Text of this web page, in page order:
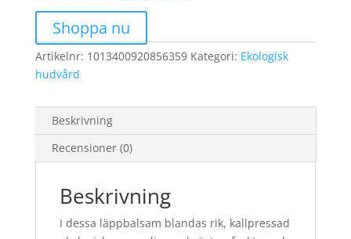
ursprungliga
priset
var:
kr49.00.
är:
kr39.20.
Shoppa nu
Artikelnr: 1013400920856359 Kategori: Ekologisk
hudvård
Beskrivning
Recensioner (0)
Beskrivning
I dessa läppbalsam blandas rik, kallpressad